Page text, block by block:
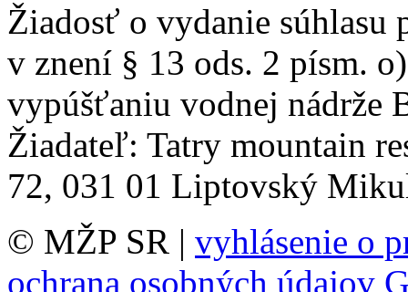
Žiadosť o vydanie súhlasu
v znení § 13 ods. 2 písm.
vypúšťaniu vodnej nádrže
Žiadateľ: Tatry mountain
72, 031 01 Liptovský
© MŽP SR | vyhlásenie o
ochrana osobných údajov